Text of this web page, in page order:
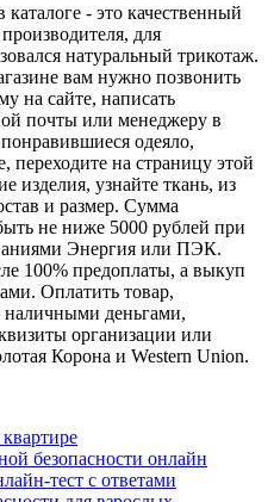
- это качественный
для
натуральный трикотаж.
вам нужно позвонить
на сайте, написать
почты или менеджеру в
одеяло,
переходите на страницу этой
изделия, узнайте ткань, из
и размер. Сумма
не ниже 5000 рублей при
Энергия или ПЭК.
100% предоплаты, а выкуп
Оплатить товар,
деньгами,
организации или
Корона и Western Union.
безопасности онлайн
тест с ответами